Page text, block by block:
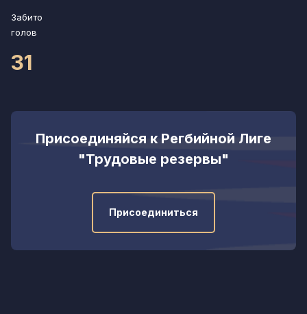
Забито
голов
31
Присоединяйся к Регбийной Лиге
"Трудовые резервы"
Присоединиться